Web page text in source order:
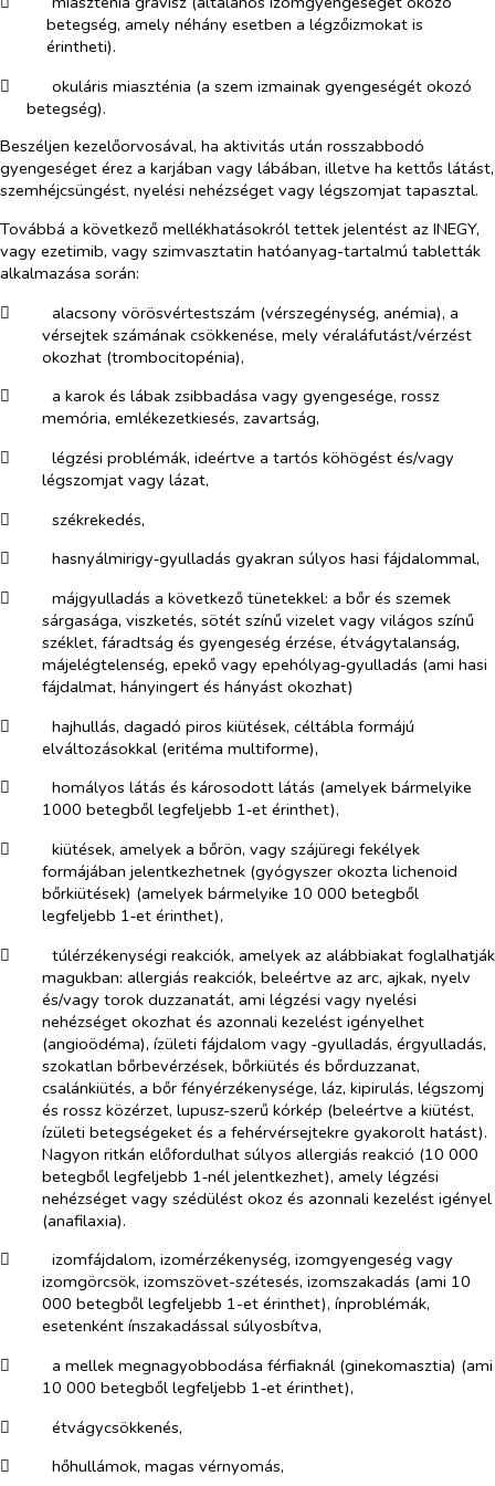
betegség, amely néhány esetben a légzőizmokat is
érintheti).
​
okuláris miaszténia (a szem izmainak gyengeségét okozó
betegség).
Beszéljen kezelőorvosával, ha aktivitás után rosszabbodó
gyengeséget érez a karjában vagy lábában, illetve ha kettős látást,
szemhéjcsüngést, nyelési nehézséget vagy légszomjat tapasztal.
Továbbá a következő mellékhatásokról tettek jelentést az INEGY,
vagy ezetimib, vagy szimvasztatin hatóanyag-tartalmú tabletták
alkalmazása során:
​
alacsony vörösvértestszám (vérszegénység, anémia), a
vérsejtek számának csökkenése, mely véraláfutást/vérzést
okozhat (trombocitopénia),
​
a karok és lábak zsibbadása vagy gyengesége, rossz
memória, emlékezetkiesés, zavartság,
​
légzési problémák, ideértve a tartós köhögést és/vagy
légszomjat vagy lázat,
​
székrekedés,
​
hasnyálmirigy‑gyulladás gyakran súlyos hasi fájdalommal,
​
májgyulladás a következő tünetekkel: a bőr és szemek
sárgasága, viszketés, sötét színű vizelet vagy világos színű
széklet, fáradtság és gyengeség érzése, étvágytalanság,
májelégtelenség, epekő vagy epehólyag‑gyulladás (ami hasi
fájdalmat, hányingert és hányást okozhat)
​
hajhullás, dagadó piros kiütések, céltábla formájú
elváltozásokkal (eritéma multiforme),
​
homályos látás és károsodott látás (amelyek bármelyike
1000 betegből legfeljebb 1‑et érinthet),
​
kiütések, amelyek a bőrön, vagy szájüregi fekélyek
formájában jelentkezhetnek (gyógyszer okozta lichenoid
bőrkiütések) (amelyek bármelyike 10 000 betegből
legfeljebb 1‑et érinthet),
​
túlérzékenységi reakciók, amelyek az alábbiakat foglalhatják
magukban: allergiás reakciók, beleértve az arc, ajkak, nyelv
és/vagy torok duzzanatát, ami légzési vagy nyelési
nehézséget okozhat és azonnali kezelést igényelhet
(angioödéma), ízületi fájdalom vagy ‑gyulladás, érgyulladás,
szokatlan bőrbevérzések, bőrkiütés és bőrduzzanat,
csalánkiütés, a bőr fényérzékenysége, láz, kipirulás, légszomj
és rossz közérzet, lupusz-szerű kórkép (beleértve a kiütést,
ízületi betegségeket és a fehérvérsejtekre gyakorolt hatást).
Nagyon ritkán előfordulhat súlyos allergiás reakció (10 000
betegből legfeljebb 1‑nél jelentkezhet), amely légzési
nehézséget vagy szédülést okoz és azonnali kezelést igényel
(anafilaxia).
​
izomfájdalom, izomérzékenység, izomgyengeség vagy
izomgörcsök, izomszövet-szétesés, izomszakadás (ami 10
000 betegből legfeljebb 1-et érinthet), ínproblémák,
esetenként ínszakadással súlyosbítva,
​
a mellek megnagyobbodása férfiaknál (ginekomasztia) (ami
10 000 betegből legfeljebb 1‑et érinthet),
​
étvágycsökkenés,
​
hőhullámok, magas vérnyomás,